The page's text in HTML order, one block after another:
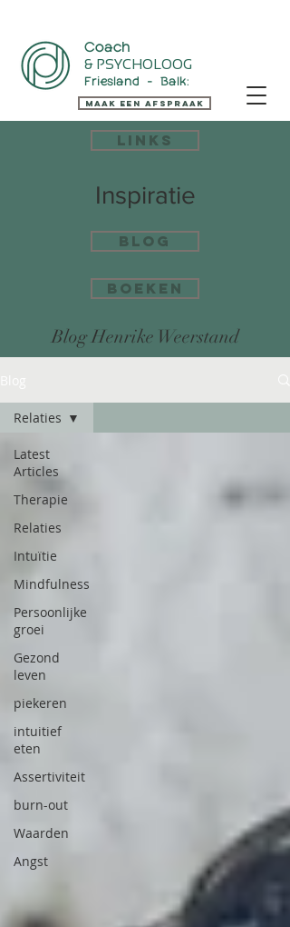
Coach
& PSYCHOLOOG
Friesland - Balk:
Maak een Afspraak
Links
Inspiratie
Blog
Boeken
Blog Henrike Weerstand
Latest
Articles
Therapie
Relaties
Intuïtie
Mindfulness
Persoonlijke
groei
Gezond
leven
piekeren
intuitief
eten
Assertiviteit
burn-out
Waarden
Angst
Relaties